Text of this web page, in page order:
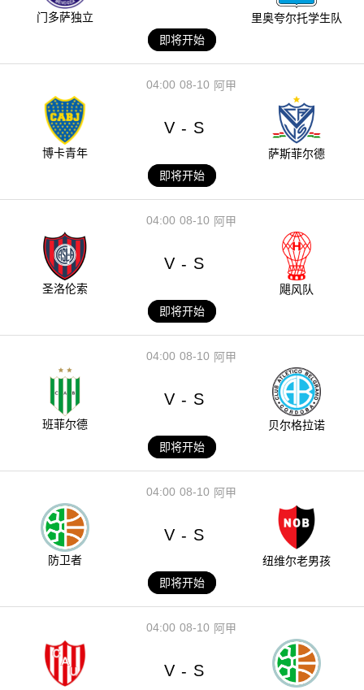
门多萨独立
里奥夸尔托学生队
即将开始
08-10
04:00 阿甲
博卡青年
V - S
萨斯菲尔德
即将开始
08-10
04:00 阿甲
圣洛伦索
V - S
飓风队
即将开始
08-10
04:00 阿甲
班菲尔德
V - S
贝尔格拉诺
即将开始
08-10
04:00 阿甲
防卫者
V - S
纽维尔老男孩
即将开始
08-10
04:00 阿甲
V - S